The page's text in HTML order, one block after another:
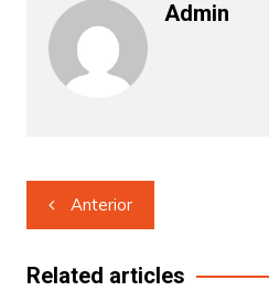
Admin
Navegación
de
entradas
Anterior
Related articles